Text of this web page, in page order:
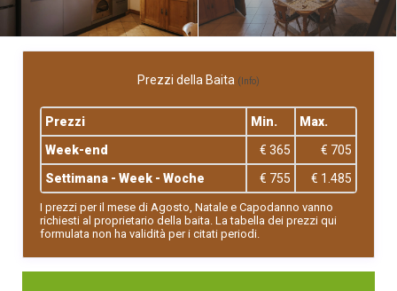
Prezzi della Baita (Info)
Prezzi Min.
Max.
Week-end
€ 365
€ 705
Settimana - Week - Woche
€ 755 € 1.485
I prezzi per il mese di Agosto, Natale e Capodanno vanno
richiesti al proprietario della baita. La tabella dei prezzi qui
formulata non ha validità per i citati periodi.